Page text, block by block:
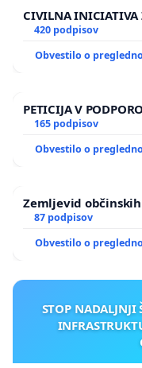
CIVILNA INICIATIVA
420 podpisov
Obvestilo o
PETICIJA V
165 podpisov
Obvestilo o
Zemljevid
87 podpisov
Obvestilo o
STOP